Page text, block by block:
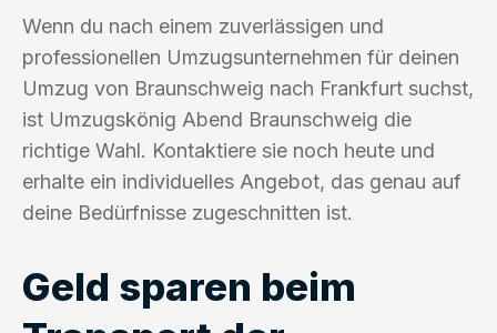
Wenn du nach einem zuverlässigen und
professionellen Umzugsunternehmen für deinen
Umzug von Braunschweig nach Frankfurt suchst,
ist Umzugskönig Abend Braunschweig die
richtige Wahl. Kontaktiere sie noch heute und
erhalte ein individuelles Angebot, das genau auf
deine Bedürfnisse zugeschnitten ist.
Geld sparen beim